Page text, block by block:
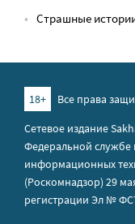
Страшные
18+
Все права
Сетевое издание
Федеральной службе
информационных
(Роскомнадзор) 29
регистрации Эл №